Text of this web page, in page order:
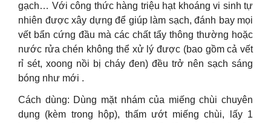
gạch… Với công thức hàng triệu hạt khoáng vi sinh tự
nhiên được xây dựng để giúp làm sạch, đánh bay mọi
vết bẩn cứng đầu mà các chất tẩy thông thường hoặc
nước rửa chén không thể xử lý được (bao gồm cả vết
rỉ sét, xoong nồi bị cháy đen) đều trở nên sạch sáng
bóng như mới .
Cách dùng: Dùng mặt nhám của miếng chùi chuyên
dụng (kèm trong hộp), thấm ướt miếng chùi, lấy 1